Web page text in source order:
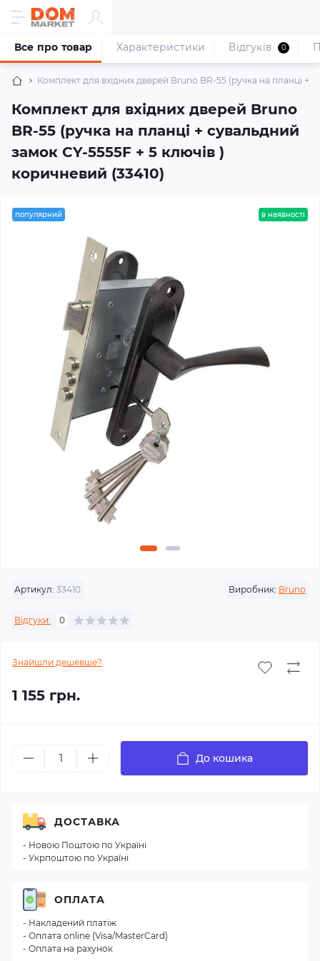
Комплект для вхідних дверей Bruno BR-55 (ручка на планці +
Комплект для вхідних дверей Bruno
BR-55 (ручка на планці + сувальдний
замок CY-5555F + 5 ключів )
коричневий (33410)
Все про товар Характеристики Відгуків 0
популярний в наявності
Артикул: 33410 Виробник: Bruno
Відгуки: 0
Знайшли дешевше?
1 155 грн.
До кошика
ДОСТАВКА
- Новою Поштою по Україні
- Укрпоштою по Україні
ОПЛАТА
- Накладений платіж
- Оплата online (Visa/MasterCard)
- Оплата на рахунок